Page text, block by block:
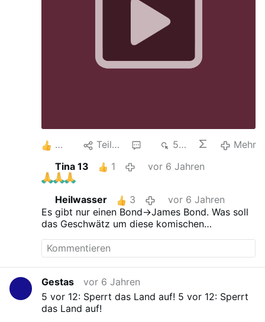
Kirche und den liberalen Modernisten ist
derselbe Kampf wie der von Vatikan II. Es
Teilen 516
Mehr
Tina 13
1 vor 6 Jahren
Heilwasser 3
vor 6 Jahren
Es gibt nur einen Bond->James Bond. Was soll
das Geschwätz um diese komischen
Gestas
vor 6 Jahren
5 vor 12: Sperrt das Land auf! 5 vor 12: Sperrt
das Land auf!